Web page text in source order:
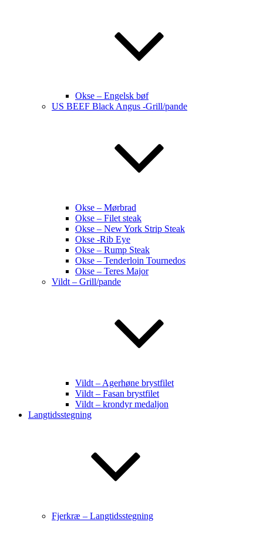
Okse – Engelsk bøf
US BEEF Black Angus -Grill/pande
Okse – Mørbrad
Okse – Filet steak
Okse – New York Strip Steak
Okse -Rib Eye
Okse – Rump Steak
Okse – Tenderloin Tournedos
Okse – Teres Major
Vildt – Grill/pande
Vildt – Agerhøne brystfilet
Vildt – Fasan brystfilet
Vildt – krondyr medaljon
Langtidsstegning
Fjerkræ – Langtidsstegning